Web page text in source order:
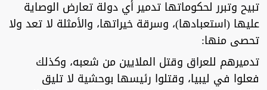
تبيح وتبرر لحكوماتها تدمير أي دولة تعارض الوصاية
عليها (استعبادها)، وسرقة خيراتها، والأمثلة لا تعد ولا
تحصى منها:
تدميرهم للعراق وقتل الملايين من شعبه، وكذلك
فعلوا في ليبيا، وقتلوا رئيسها بوحشية لا تليق